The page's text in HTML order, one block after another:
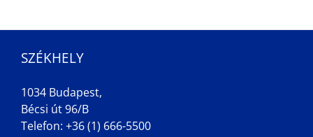
SZÉKHELY
1034 Budapest,
Bécsi út 96/B
Telefon: +36 (1) 666-5500